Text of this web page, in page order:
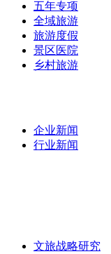
五年专项
全域旅游
旅游度假
景区医院
乡村旅游
企业新闻
行业新闻
文旅战略研究